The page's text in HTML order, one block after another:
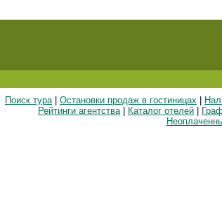
Поиск тура| Остановки продаж в гостиницах
Рейтинги агентства| Каталог отелей